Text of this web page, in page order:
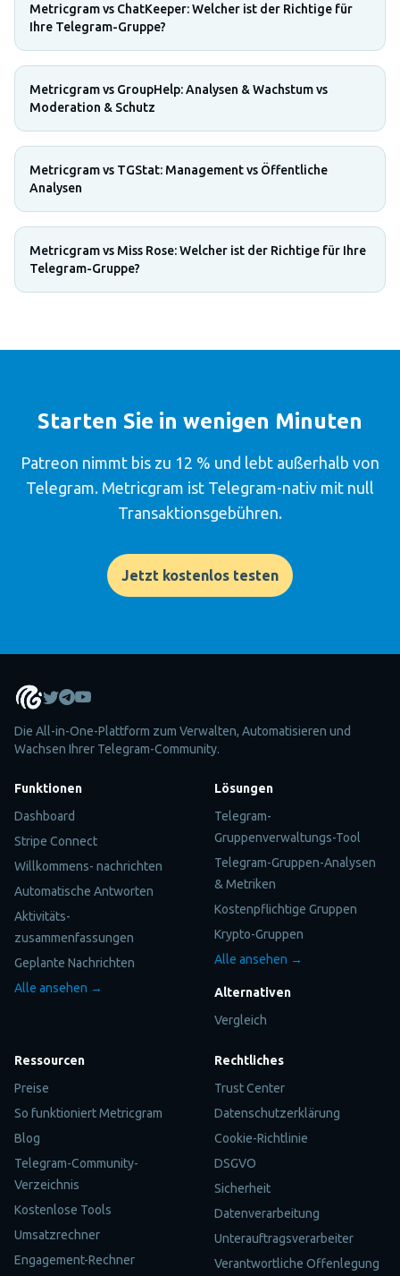
Metricgram vs ChatKeeper: Welcher ist der Richtige für
Ihre Telegram-Gruppe?
Metricgram vs GroupHelp: Analysen & Wachstum vs
Moderation & Schutz
Metricgram vs TGStat: Management vs Öffentliche
Analysen
Metricgram vs Miss Rose: Welcher ist der Richtige für Ihre
Telegram-Gruppe?
Starten Sie in wenigen Minuten
Patreon nimmt bis zu 12 % und lebt außerhalb von
Telegram. Metricgram ist Telegram-nativ mit null
Transaktionsgebühren.
Jetzt kostenlos testen
Die All-in-One-Plattform zum Verwalten, Automatisieren und
Wachsen Ihrer Telegram-Community.
Funktionen
Dashboard
Stripe Connect
Willkommens- nachrichten
Automatische Antworten
Aktivitäts-
zusammenfassungen
Geplante Nachrichten
Alle ansehen →
Lösungen
Telegram-
Gruppenverwaltungs-Tool
Telegram-Gruppen-Analysen
& Metriken
Kostenpflichtige Gruppen
Krypto-Gruppen
Alle ansehen →
Alternativen
Vergleich
Ressourcen
Preise
So funktioniert Metricgram
Blog
Telegram-Community-
Verzeichnis
Kostenlose Tools
Umsatzrechner
Engagement-Rechner
Rechtliches
Trust Center
Datenschutzerklärung
Cookie-Richtlinie
DSGVO
Sicherheit
Datenverarbeitung
Unterauftragsverarbeiter
Verantwortliche Offenlegung